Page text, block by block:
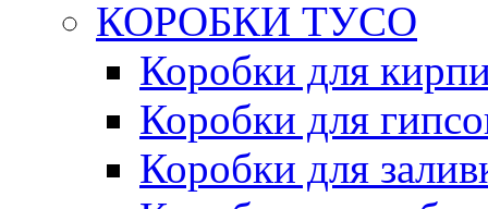
КОРОБКИ ТУСО
Коробки для
Коробки для
Коробки для